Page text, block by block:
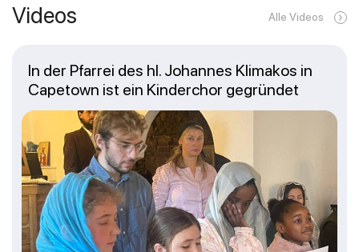
Videos Alle Videos
In der Pfarrei des hl. Johannes Klimakos in
Capetown ist ein Kinderchor gegründet